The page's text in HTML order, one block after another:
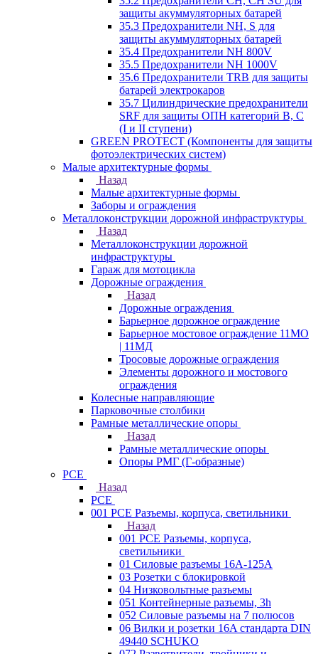
защиты акуммуляторных батарей
35.3 Предохранители NH, S для
защиты акуммуляторных батарей
35.4 Предохранители NH 800V
35.5 Предохранители NH 1000V
35.6 Предохранители TRB для защиты
батарей электрокаров
35.7 Цилиндрические предохранители
SRF для защиты ОПН категорий B, C
(I и II ступени)
GREEN PROTECT (Компоненты для защиты
фотоэлектрических систем)
Малые архитектурные формы
Назад
Малые архитектурные формы
Заборы и ограждения
Металлоконструкции дорожной инфраструктуры
Назад
Металлоконструкции дорожной
инфраструктуры
Гараж для мотоцикла
Дорожные ограждения
Назад
Дорожные ограждения
Барьерное дорожное ограждение
Барьерное мостовое ограждение 11МО
| 11МД
Тросовые дорожные ограждения
Элементы дорожного и мостового
ограждения
Колесные направляющие
Парковочные столбики
Рамные металлические опоры
Назад
Рамные металлические опоры
Опоры РМГ (Г-образные)
PCE
Назад
PCE
001 PCE Разъемы, корпуса, светильники
Назад
001 PCE Разъемы, корпуса,
светильники
01 Силовые разъемы 16А-125А
03 Розетки с блокировкой
04 Низковольтные разъемы
051 Контейнерные разъемы, 3h
052 Силовые разъемы на 7 полюсов
06 Вилки и розетки 16A стандарта DIN
49440 SCHUKO